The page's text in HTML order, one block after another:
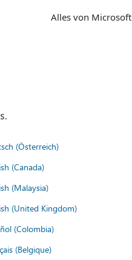
Alles von Microsoft
(Österreich)
(Canada)
(Malaysia)
(United Kingdom)
(Colombia)
(Belgique)